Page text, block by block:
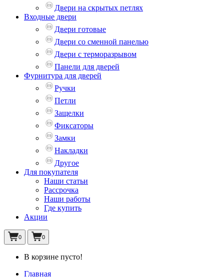
Двери на скрытых петлях
Входные двери
Двери готовые
Двери со сменной панелью
Двери с терморазрывом
Панели для дверей
Фурнитура для дверей
Ручки
Петли
Защелки
Фиксаторы
Замки
Накладки
Другое
Для покупателя
Наши статьи
Рассрочка
Наши работы
Где купить
Акции
0 0
В корзине пусто!
Главная